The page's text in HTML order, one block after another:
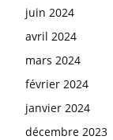
juin 2024
avril 2024
mars 2024
février 2024
janvier 2024
décembre 2023